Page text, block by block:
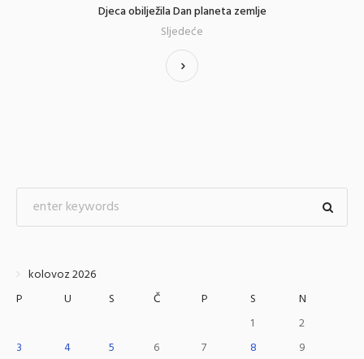
Djeca obilježila Dan planeta zemlje
Sljedeće
kolovoz 2026
P
U S Č P S
N
1
2
3
4 5 6 7 8
9